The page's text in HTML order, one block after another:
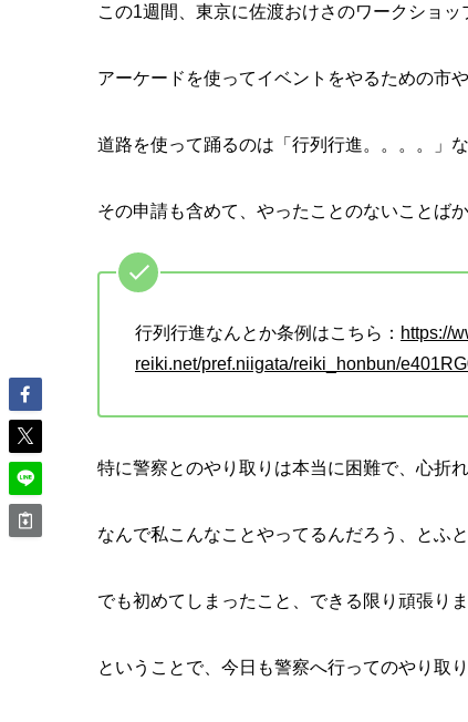
この1週間、東京に佐渡おけさのワークショッ
アーケードを使ってイベントをやるための市
道路を使って踊るのは「行列行進。。。。」
その申請も含めて、やったことのないことば
行列行進なんとか条例はこちら： https://
reiki.net/pref.niigata/reiki_honbun/
特に警察とのやり取りは本当に困難で、心折
なんで私こんなことやってるんだろう、とふ
でも初めてしまったこと、できる限り頑張りま
ということで、今日も警察へ行ってのやり取り